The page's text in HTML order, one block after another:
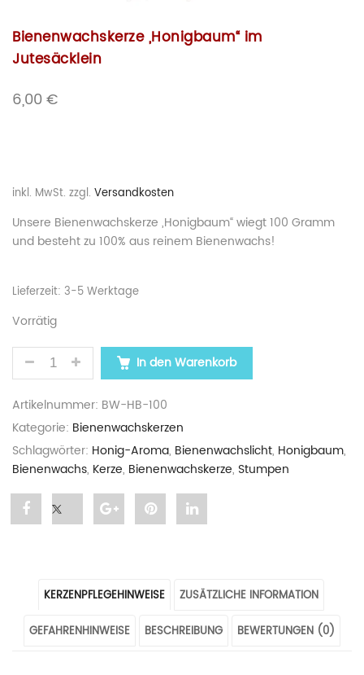
Bienenwachskerze „Honigbaum“ im
Jutesäcklein
6,00€
inkl. MwSt. zzgl. Versandkosten
Unsere Bienenwachskerze „Honigbaum“ wiegt 100 Gramm
und besteht zu 100% aus reinem Bienenwachs!
Lieferzeit: 3-5 Werktage
Vorrätig
BIENENWACHSKERZE „HONIGBAUM“ IM
In den Warenkorb
Artikelnummer: BW-HB-100
Kategorie: Bienenwachskerzen
Schlagwörter: Honig-Aroma, Bienenwachslicht, Honigbaum,
Bienenwachs, Kerze, Bienenwachskerze, Stumpen
Share
Jutesäcklein"
„Honigbaum“
im
Share
im
Jutesäcklein"
Pin
im
Jutesäcklein"
Share
im
Jutesäcklein"
KERZENPFLEGEHINWEISE ZUSÄTZLICHE INFORMATION
GEFAHRENHINWEISE BESCHREIBUNG BEWERTUNGEN (0)